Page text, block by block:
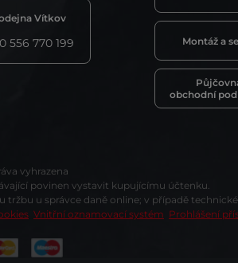
Vítkov
556 770 199 Montáž a
obchodní
vyhrazena
povinen vystavit kupujícímu účtenku.
tržbu u správce daně online; v případě
Vnitřní oznamovací systém Prohlášení